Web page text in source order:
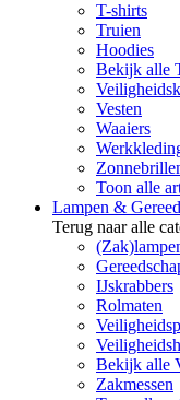
T-shirts
Truien
Hoodies
Bekijk alle
Vesten
Waaiers
Toon alle
Lampen &
Terug naar alle
IJskrabbers
Rolmaten
Bekijk alle
Zakmessen